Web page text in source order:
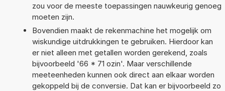
zou voor de meeste toepassingen nauwkeurig genoeg
moeten zijn.
Bovendien maakt de rekenmachine het mogelijk om
wiskundige uitdrukkingen te gebruiken. Hierdoor kan
er niet alleen met getallen worden gerekend, zoals
bijvoorbeeld '66 * 71 ozin'. Maar verschillende
meeteenheden kunnen ook direct aan elkaar worden
gekoppeld bij de conversie. Dat kan er bijvoorbeeld zo